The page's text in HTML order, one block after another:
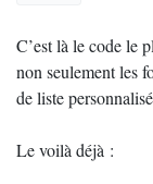
C’est là le code le
non seulement les
de liste
Le voilà déjà :